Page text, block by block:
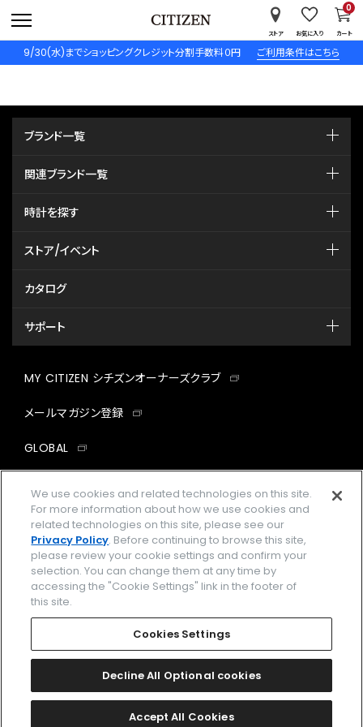
9/30(水)までショッピングクレジット分割手数料０円 ご利用条件はこちら
ストア お気に入り カート
0
ブランド一覧
関連ブランド一覧
時計を探す
ストア/イベント
カタログ
サポート
MY CITIZEN シチズンオーナーズクラブ
メールマガジン登録
GLOBAL
facebookinstagramtwitter
企業情報 ご利用規約
プライバシーポリシー Cookies Settings
Amazon PayはAmazon.com, Inc.またはその関連会社の商標です。
2026 CITIZEN WATCH CO., LTD.
We use cookies and related technologies on this site.
For more information about how we use cookies and
related technologies on this site, please see our
Privacy Policy. Before continuing to browse this site,
please review your cookie settings and confirm your
selection. You can change them at any time by
accessing the "Cookie Settings" link in the footer of
this site.
Cookies Settings
Decline All Optional cookies
Accept All Cookies